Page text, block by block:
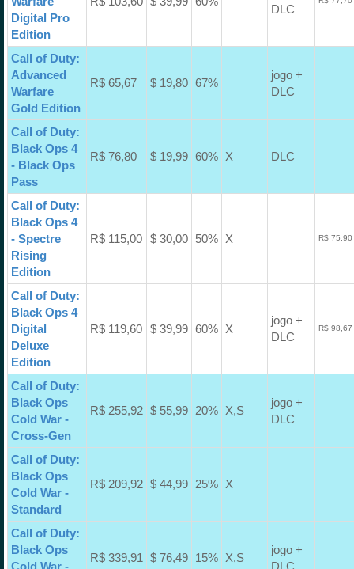
Digital Pro
Edition
DLC
Call of Duty:
Advanced
Warfare
Gold Edition
R$ 65,67 $ 19,80 67%
jogo +
DLC
Call of Duty:
Black Ops 4
- Black Ops
Pass
R$ 76,80 $ 19,99 60% X DLC
Call of Duty:
Black Ops 4
- Spectre
Rising
Edition
R$ 115,00 $ 30,00 50% X R$
Call of Duty:
Black Ops 4
Digital
Deluxe
Edition
R$ 119,60 $ 39,99 60% X
jogo +
DLC
R$
Call of Duty:
Black Ops
Cold War -
Cross-Gen
R$ 255,92 $ 55,99 20% X,S
jogo +
DLC
Call of Duty:
Black Ops
Cold War -
Standard
R$ 209,92 $ 44,99 25% X
Call of Duty:
Black Ops
Cold War -
R$ 339,91 $ 76,49 15% X,S
jogo +
DLC